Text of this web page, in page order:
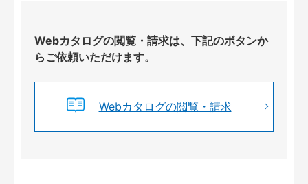
Webカタログの閲覧・請求は、下記のボタンか
らご依頼いただけます。
Webカタログの閲覧・請求